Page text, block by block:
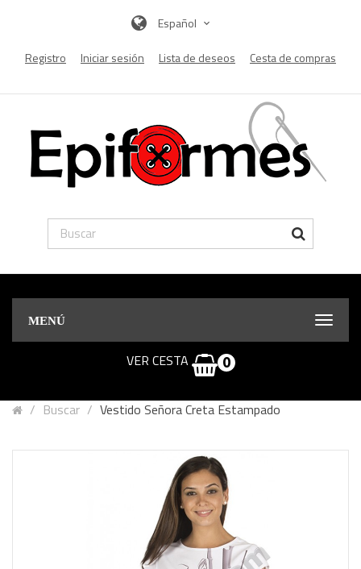
Español
Registro Iniciar sesión Lista de deseos Cesta de compras
MENÚ
VER CESTA 0
Buscar Vestido Señora Creta Estampado